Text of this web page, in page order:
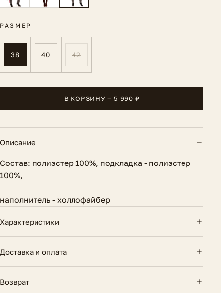
РАЗМЕР
38 40 42
В КОРЗИНУ — 5 990 ₽
Описание
Состав: полиэстер 100%, подкладка - полиэстер
100%,
наполнитель - холлофайбер
Характеристики
Вид застежки Кнопки
Состав Полиэстер 100%
Доставка и оплата
Бесплатно при заказе от 10 000 ₽. Оплата картой
Возврат